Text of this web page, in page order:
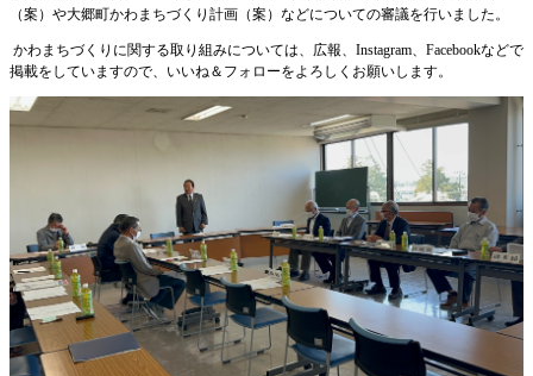
（案）や大郷町かわまちづくり計画（案）などについての審議を行いました。
かわまちづくりに関する取り組みについては、広報、Instagram、Facebookなどで
掲載をしていますので、いいね＆フォローをよろしくお願いします。